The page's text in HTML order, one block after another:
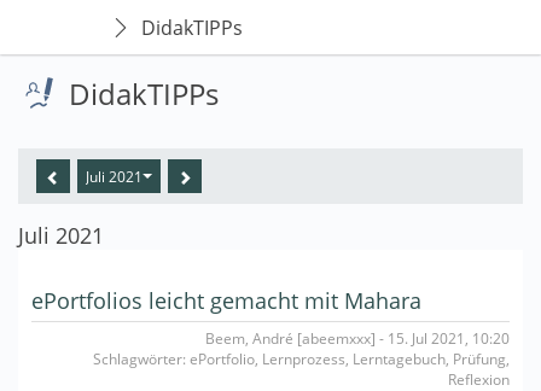
DidakTIPPs
DidakTIPPs
Juli 2021
Juli 2021
ePortfolios leicht gemacht mit Mahara
Beem, André [abeemxxx] - 15. Jul 2021, 10:20
Schlagwörter: ePortfolio, Lernprozess, Lerntagebuch, Prüfung,
Reflexion